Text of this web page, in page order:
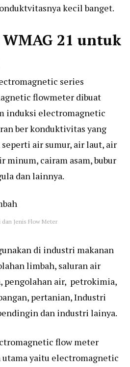
kecil banget.
21 untuk
series
flowmeter dibuat
induksi electromagnetic
ber konduktivitas yang
air sumur, air laut, air
minum, cairam asam, bubur
dan lainnya.
dan Jenis Flow Meter
di industri makanan
limbah, saluran air
pengolahan air, petrokimia,
pertanian, Industri
dan industri lainya.
flow meter
utama yaitu electromagnetic